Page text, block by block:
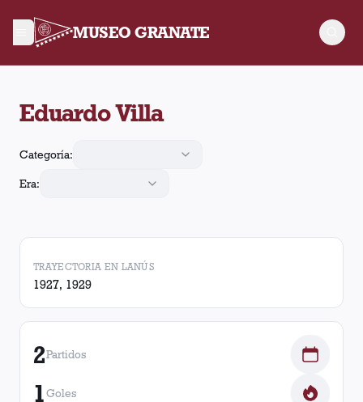
MUSEO GRANATE
Eduardo Villa
Categoría:
Era:
TRAYECTORIA EN LANÚS
1927, 1929
2Partidos
1Goles